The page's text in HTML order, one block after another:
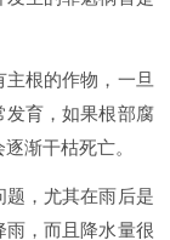
根的作物，一旦
发育，如果根部腐
渐干枯死亡。
题，尤其在雨后是
雨，而且降水量很